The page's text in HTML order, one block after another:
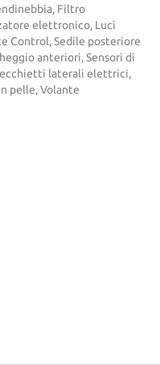
Filtro
elettronico, Luci
Control, Sedile posteriore
anteriori, Sensori di
laterali elettrici,
pelle, Volante